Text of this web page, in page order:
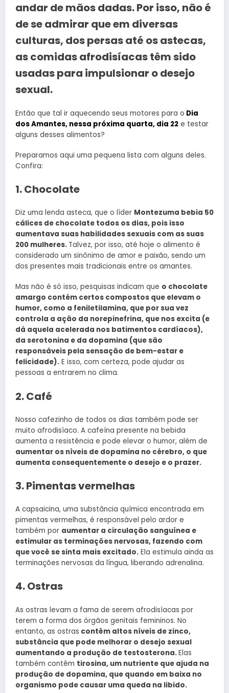
andar de mãos dadas. Por isso, não é
de se admirar que em diversas
culturas, dos persas até os astecas,
as comidas afrodisíacas têm sido
usadas para impulsionar o desejo
sexual.
Então que tal ir aquecendo seus motores para o Dia
dos Amantes, nessa próxima quarta, dia 22 e testar
alguns desses alimentos?
Preparamos aqui uma pequena lista com alguns deles.
Confira:
1. Chocolate
Diz uma lenda asteca, que o líder Montezuma bebia 50
cálices de chocolate todos os dias, pois isso
aumentava suas habilidades sexuais com as suas
200 mulheres. Talvez, por isso, até hoje o alimento é
considerado um sinônimo de amor e paixão, sendo um
dos presentes mais tradicionais entre os amantes.
Mas não é só isso, pesquisas indicam que o chocolate
amargo contém certos compostos que elevam o
humor, como a feniletilamina, que por sua vez
controla a ação da norepinefrina, que nos excita (e
dá aquela acelerada nos batimentos cardíacos),
da serotonina e da dopamina (que são
responsáveis pela sensação de bem-estar e
felicidade). E isso, com certeza, pode ajudar as
pessoas a entrarem no clima.
2. Café
Nosso cafezinho de todos os dias também pode ser
muito afrodisíaco. A cafeína presente na bebida
aumenta a resistência e pode elevar o humor, além de
aumentar os níveis de dopamina no cérebro, o que
aumenta consequentemente o desejo e o prazer.
3. Pimentas vermelhas
A capsaicina, uma substância química encontrada em
pimentas vermelhas, é responsável pelo ardor e
também por aumentar a circulação sanguínea e
estimular as terminações nervosas, fazendo com
que você se sinta mais excitado. Ela estimula ainda as
terminações nervosas da língua, liberando adrenalina.
4. Ostras
As ostras levam a fama de serem afrodisíacas por
terem a forma dos órgãos genitais femininos. No
entanto, as ostras contêm altos níveis de zinco,
substância que pode melhorar o desejo sexual
aumentando a produção de testosterona.Elas
também contêm tirosina, um nutriente que ajuda na
produção de dopamina, que quando em baixa no
organismo pode causar uma queda na libido.